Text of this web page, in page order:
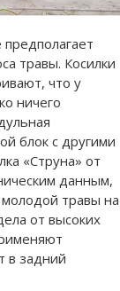
травы. Косилки
что у
ничего
блок с другими
«Струна» от
данным,
молодой травы на
от высоких
в задний